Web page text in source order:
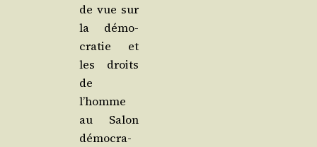
de vue sur
la démo­
cra­tie et
les droits
de
l’homme
au Salon
démo­cra­